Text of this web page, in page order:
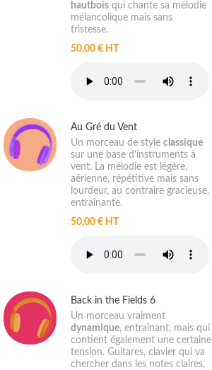
hautbois qui chante sa mélodie
mélancolique mais sans
tristesse.
50,00 € HT
Au Gré du Vent
Un morceau de styleclassique
sur une base d'instruments à
vent. La mélodie est légère,
aérienne, répétitive mais sans
lourdeur, au contraire gracieuse,
entraînante.
50,00 € HT
Back in the Fields 6
Un morceau vraiment
dynamique, entraînant, mais qui
contient également une certaine
tension. Guitares, clavier qui va
chercher dans les notes claires,